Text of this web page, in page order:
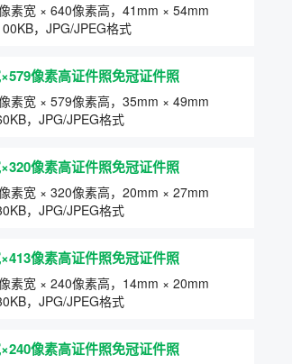
素宽 × 640像素高，41mm × 54mm
，JPG/JPEG格式
像素高证件照免冠证件照
素宽 × 579像素高，35mm × 49mm
，JPG/JPEG格式
像素高证件照免冠证件照
素宽 × 320像素高，20mm × 27mm
，JPG/JPEG格式
像素高证件照免冠证件照
素宽 × 240像素高，14mm × 20mm
，JPG/JPEG格式
像素高证件照免冠证件照